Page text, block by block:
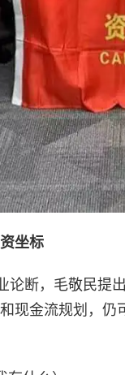
坐标
断，毛敬民提出
现金流规划，